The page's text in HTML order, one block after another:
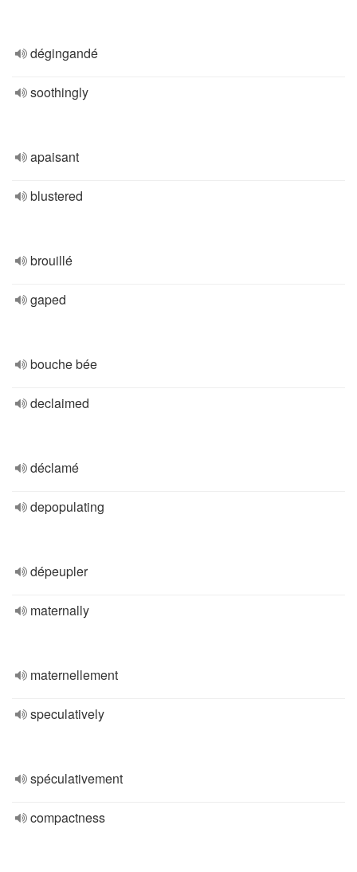
dégingandé
soothingly
apaisant
blustered
brouillé
gaped
bouche bée
declaimed
déclamé
depopulating
dépeupler
maternally
maternellement
speculatively
spéculativement
compactness